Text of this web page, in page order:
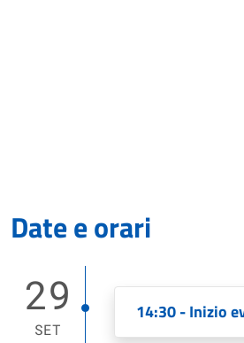
Date e orari
29
SET
14:30 - Inizio